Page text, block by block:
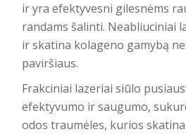
ir yra efektyvesni gilesnėms
randams šalinti. Neabliuciniai
ir skatina kolageno gamybą
paviršiaus.
Frakciniai lazeriai siūlo
efektyvumo ir saugumo,
odos traumėles, kurios